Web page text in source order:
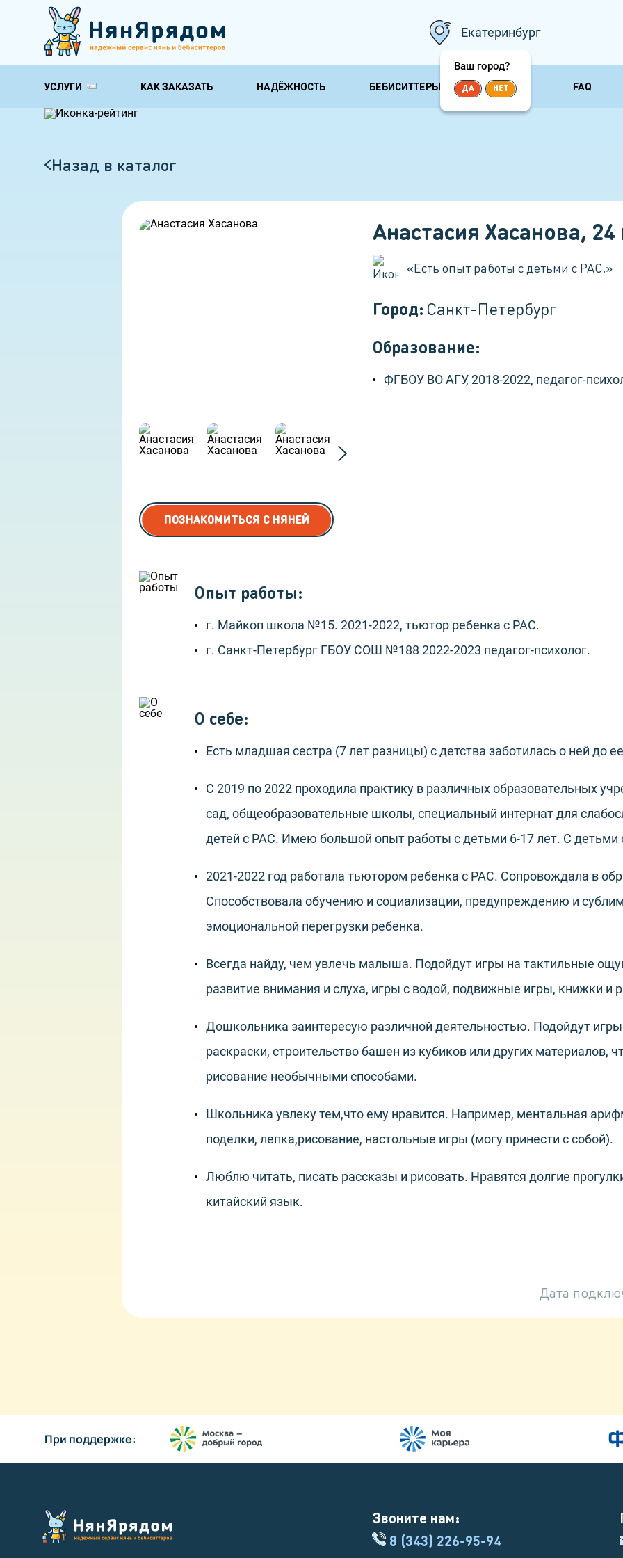
Екатеринбург
Ваш город?
ДА НЕТ
УСЛУГИ
Няни для обучения и
Няня с музыкальным
Няни сопровождения
Няня для
КАК ЗАКАЗАТЬ НАДЁЖНОСТЬ БЕБИСИТТЕРЫ ОТЗЫВЫ FAQ
Назад в каталог
ПОЗНАКОМИТЬСЯ С НЯНЕЙ
Анастасия Хасанова, 24
«Есть опыт работы с детьми с РАС.»
Город: Санкт-Петербург
Образование:
ФГБОУ ВО АГУ, 2018-2022, педагог-
Опыт работы:
г. Майкоп школа №15. 2021-2022, тьютор ребенка с РАС.
г. Санкт-Петербург ГБОУ СОШ №188 2022-2023 педагог-психолог.
О себе:
Есть младшая сестра (7 лет разницы) с детства заботилась о ней до
С 2019 по 2022 проходила практику в различных образовательных
сад, общеобразовательные школы, специальный интернат для
детей с РАС. Имею большой опыт работы с детьми 6-17 лет. С детьми
2021-2022 год работала тьютором ребенка с РАС. Сопровождала в
Способствовала обучению и социализации, предупреждению и
эмоциональной перегрузки ребенка.
Всегда найду, чем увлечь малыша. Подойдут игры на тактильные
развитие внимания и слуха, игры с водой, подвижные игры, книжки и
Дошкольника заинтересую различной деятельностью. Подойдут
раскраски, строительство башен из кубиков или других материалов,
рисование необычными способами.
Школьника увлеку тем,что ему нравится. Например, ментальная
поделки, лепка,рисование, настольные игры (могу принести с собой).
Люблю читать, писать рассказы и рисовать. Нравятся долгие
китайский язык.
Дата
При поддержке:
Звоните нам:
8 (343) 226-95-94